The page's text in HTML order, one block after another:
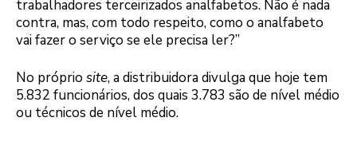
trabalhadores terceirizados analfabetos. Não é nada
contra, mas, com todo respeito, como o analfabeto
vai fazer o serviço se ele precisa ler?”
No próprio site, a distribuidora divulga que hoje tem
5.832 funcionários, dos quais 3.783 são de nível médio
ou técnicos de nível médio.